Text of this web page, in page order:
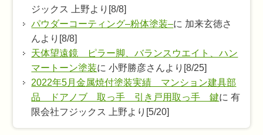
ジックス 上野より[8/8]
パウダーコーティング–粉体塗装–に 加来玄徳さ
んより[8/8]
天体望遠鏡 ピラー脚、バランスウエイト、ハン
マートーン塗装に 小野勝彦さんより[8/25]
2022年5月金属焼付塗装実績 マンション建具部
品 ドアノブ 取っ手 引き戸用取っ手 鍵に 有
限会社フジックス 上野より[5/20]